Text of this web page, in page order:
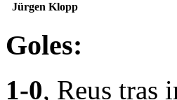
Jürgen Klopp
Goles:
1-0, Reus tras